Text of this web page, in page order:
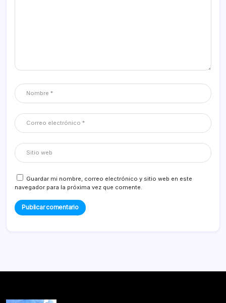
Guardar mi nombre, correo electrónico y sitio web en este
navegador para la próxima vez que comente.